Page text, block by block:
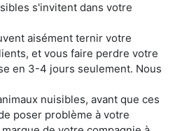
s'invitent dans votre
aisément ternir votre
et vous faire perdre votre
en 3-4 jours seulement. Nous
nuisibles, avant que ces
poser problème à votre